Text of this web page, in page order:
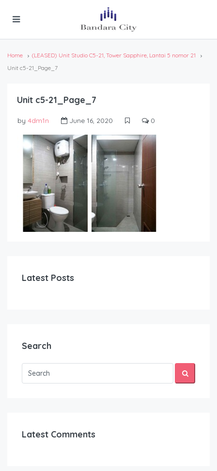
Home
(LEASED) Unit Studio C5-21, Tower Sapphire, Lantai 5 nomor 21
Unit c5-21_Page_7
Unit c5-21_Page_7
by 4dm1n June 16, 2020 0
Latest Posts
Search
Latest Comments